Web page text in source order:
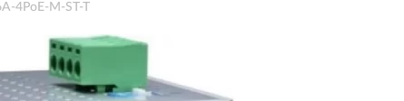
4PoE-M-ST-T